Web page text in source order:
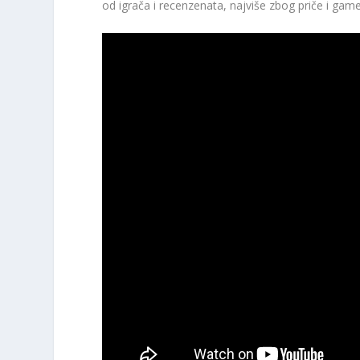
od igrača i recenzenata, najviše zbog priče i